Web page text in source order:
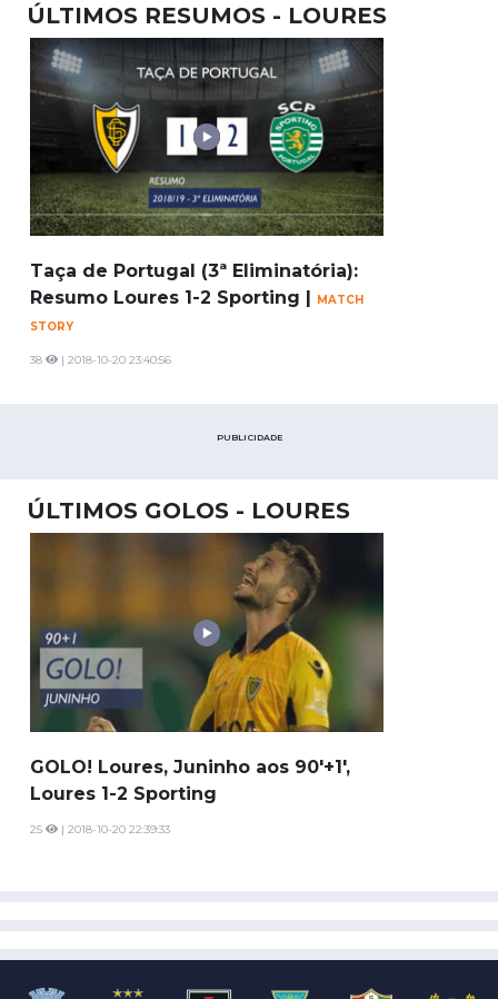
ÚLTIMOS RESUMOS - LOURES
Taça de Portugal (3ª Eliminatória):
Resumo Loures 1-2 Sporting |
MATCH
STORY
38 | 2018-10-20 23:40:56
PUBLICIDADE
ÚLTIMOS GOLOS - LOURES
GOLO! Loures, Juninho aos 90'+1',
Loures 1-2 Sporting
25 | 2018-10-20 22:39:33